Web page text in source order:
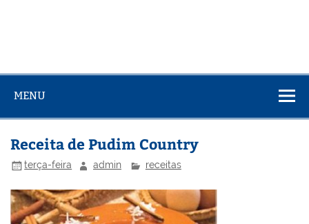
MENU
Receita de Pudim Country
terça-feira admin receitas